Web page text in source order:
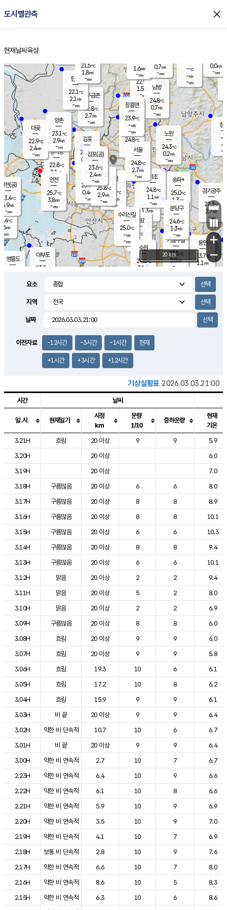
도시별관측 close
홈
현재날씨 육상
의도
℃
m/s
mm
영흥도
양주
22.9℃
1.5
-mm
과천
24.0℃
1.3m/s
- mm
용인
23.7℃
1.1 m/s
경기광주
22.3℃
2.7m/s
-mm
1.8m/s
대부도
23.7
경서동
22.8℃
2.1 m/s
-mm
파주금촌
22.8℃
2.7m/s
-mm
-℃
-m/s
-mm
대곶
22.9℃
2.4m/s
-mm
창
-
-m/
-
탄현
22.1℃
2.1 m/s
-mm
0.0m/s
-mm
의왕
- ℃
m/s
mm
김포
23.3℃
0.9 m/s
mm
광명
25.9 ℃
2.1 m/s
-mm
부천
25.9℃
0.4m/s
-mm
양촌
23.1℃
2.9m/s
-mm
구로
25.8℃
2.9m/s
-mm
은평
24.8℃
2.3 m/s
- mm
노원
24.3℃
0.2m/s
-mm
송파*
25.0℃
1.3m/s
-mm
서초
24.8℃
1.1 m/s
-mm
남방
24.8℃
0.7m/s
-mm
기흥구갈
23.5℃
2.0m/s
-
수리산길
25.0℃
-m/s
-mm
분당구
24.6℃
1.3m/s
-mm
장흥면
23.9℃
-m/s
-mm
1.6m/s
-mm
인천(공)
23.4℃
5.9m/s
-mm
김포(공)
23.6℃
2.4m/s
-mm
수원
24.6℃
3.1 m/s
인천
25.7℃
3.8m/s
-mm
서울
24.8℃
2.7m/s
-mm
21.5℃
1.8m/s
-mm
0.7m/s
-mm
+
−
20 km
요소
지역
날짜
이전자료 -12시간 -3시간 -1시간 현재
+1시간 +3시간 +12시간
기상실황표 2026.03.03.21:00
도시별 기상실황표로 지점, 날씨, 기온, 강수, 바람, 기압등을 안내한 표입
시간 날씨
일.시 현재일기
시정
km
운량
1/10
중하운량
현재
기온
3.21H
흐림 20 이상 9 9
5.9
3.20H
20 이상
6.0
3.19H
20 이상
7.0
3.18H
구름많음 20 이상 6 6
8.0
3.17H
구름많음 20 이상 8 8
8.9
3.16H
구름많음 20 이상 8 8
10.1
3.15H
구름많음 20 이상 6 6
10.3
3.14H
구름많음 20 이상 8 8
9.4
3.13H
구름많음 20 이상 6 6
10.1
3.12H
맑음 20 이상 2 2
9.4
3.11H
맑음 20 이상 5 2
8.0
3.10H
맑음 20 이상 2 2
6.9
3.09H
구름많음 20 이상 8 8
6.0
3.08H
흐림 20 이상 9 9
6.0
3.07H
흐림 20 이상 9 9
5.8
3.06H
흐림 19.3 10 6
6.1
3.05H
흐림 17.2 10 8
6.2
3.04H
흐림 15.9 9 9
6.1
3.03H
비 끝 20 이상 9 9
6.4
3.02H
약한 비 단속적 10.7 10 6
6.7
3.01H
비 끝 20 이상 9 9
6.4
3.00H
약한 비 연속적 2.7 10 7
6.7
2.23H
약한 비 연속적 6.4 10 9
6.6
2.22H
약한 비 연속적 6.1 10 8
6.6
2.21H
약한 비 연속적 5.9 10 9
6.9
2.20H
약한 비 연속적 3.5 10 9
7.0
2.19H
약한 비 단속적 4.1 10 7
6.9
2.18H
보통 비 단속적 2.8 10 9
7.6
2.17H
약한 비 연속적 6.6 10 7
8.0
2.16H
약한 비 연속적 8.6 10 5
8.3
2.15H
약한 비 연속적 6.3 10 6
8.6